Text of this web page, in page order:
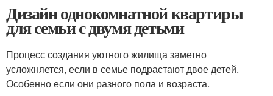
Дизайн однокомнатной квартиры
для семьи с двумя детьми
Процесс создания уютного жилища заметно
усложняется, если в семье подрастают двое детей.
Особенно если они разного пола и возраста.